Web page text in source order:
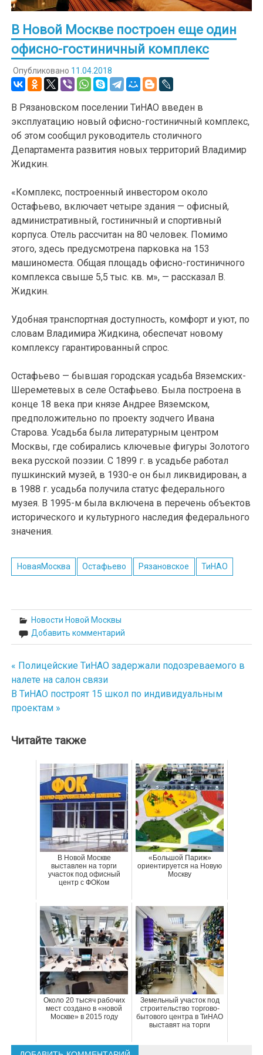
В Новой Москве построен еще один
офисно-гостиничный комплекс
Опубликовано 11.04.2018
В Рязановском поселении ТиНАО введен в
эксплуатацию новый офисно-гостиничный комплекс,
об этом сообщил руководитель столичного
Департамента развития новых территорий Владимир
Жидкин.
«Комплекс, построенный инвестором около
Остафьево, включает четыре здания — офисный,
административный, гостиничный и спортивный
корпуса. Отель рассчитан на 80 человек. Помимо
этого, здесь предусмотрена парковка на 153
машиноместа. Общая площадь офисно-гостиничного
комплекса свыше 5,5 тыс. кв. м», — рассказал В.
Жидкин.
Удобная транспортная доступность, комфорт и уют, по
словам Владимира Жидкина, обеспечат новому
комплексу гарантированный спрос.
Остафьево — бывшая городская усадьба Вяземских-
Шереметевых в селе Остафьево. Была построена в
конце 18 века при князе Андрее Вяземском,
предположительно по проекту зодчего Ивана
Старова. Усадьба была литературным центром
Москвы, где собирались ключевые фигуры Золотого
века русской поэзии. С 1899 г. в усадьбе работал
пушкинский музей, в 1930-е он был ликвидирован, а
в 1988 г. усадьба получила статус федерального
музея. В 1995-м была включена в перечень объектов
исторического и культурного наследия федерального
значения.
НоваяМосква Остафьево Рязановское ТиНАО
Новости Новой Москвы
Добавить комментарий
Навигация
по
записям
« Полицейские ТиНАО задержали подозреваемого в
налете на салон связи
В ТиНАО построят 15 школ по индивидуальным
проектам »
Читайте также
В Новой Москве
выставлен на торги
участок под офисный
центр с ФОКом
«Большой Париж»
ориентируется на Новую
Москву
Около 20 тысяч рабочих
мест создано в «новой
Москве» в 2015 году
Земельный участок под
строительство торгово-
бытового центра в ТиНАО
выставят на торги